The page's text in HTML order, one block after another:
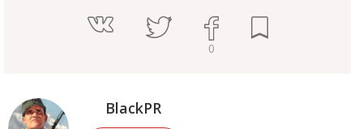
0
BlackPR